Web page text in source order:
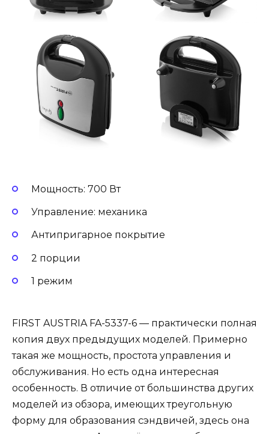
Мощность: 700 Вт
Управление: механика
Антипригарное покрытие
2 порции
1 режим
FIRST AUSTRIA FA-5337-6 — практически полная
копия двух предыдущих моделей. Примерно
такая же мощность, простота управления и
обслуживания. Но есть одна интересная
особенность. В отличие от большинства других
моделей из обзора, имеющих треугольную
форму для образования сэндвичей, здесь она